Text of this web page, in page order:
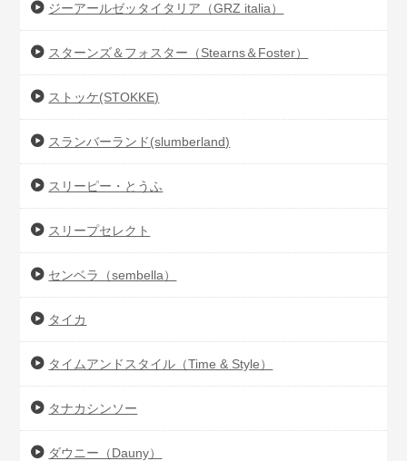
ジーアールゼッタイタリア（GRZ italia）
スターンズ＆フォスター（Stearns＆Foster）
ストッケ(STOKKE)
スランバーランド(slumberland)
スリーピー・とうふ
スリープセレクト
センベラ（sembella）
タイカ
タイムアンドスタイル（Time & Style）
タナカシンソー
ダウニー（Dauny）